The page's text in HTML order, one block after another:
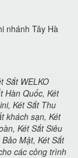
nhánh Tây Hà
Sắt WELKO
Hàn Quốc, Két
Két Sắt Thu
khách sạn, Két
Két Sắt Siêu
Mật, Két Sắt
các công trình